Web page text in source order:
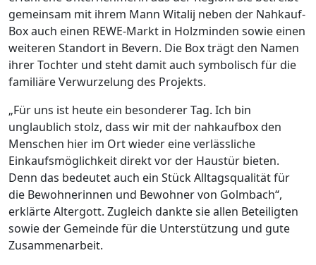
gemeinsam mit ihrem Mann Witalij neben der Nahkauf-
Box auch einen REWE-Markt in Holzminden sowie einen
weiteren Standort in Bevern. Die Box trägt den Namen
ihrer Tochter und steht damit auch symbolisch für die
familiäre Verwurzelung des Projekts.
„Für uns ist heute ein besonderer Tag. Ich bin
unglaublich stolz, dass wir mit der nahkaufbox den
Menschen hier im Ort wieder eine verlässliche
Einkaufsmöglichkeit direkt vor der Haustür bieten.
Denn das bedeutet auch ein Stück Alltagsqualität für
die Bewohnerinnen und Bewohner von Golmbach“,
erklärte Altergott. Zugleich dankte sie allen Beteiligten
sowie der Gemeinde für die Unterstützung und gute
Zusammenarbeit.